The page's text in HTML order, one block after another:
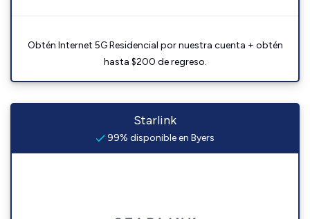
Obtén Internet 5G Residencial por nuestra cuenta + obtén
hasta $200 de regreso.
Starlink
99% disponible en Byers